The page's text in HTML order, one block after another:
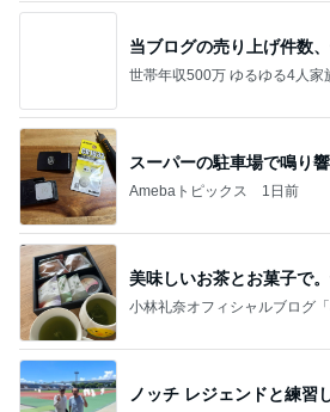
当ブログの売り上げ件数
世帯年収500万 ゆるゆる4人家
スーパーの駐車場で鳴り
Amebaトピックス 1日前
美味しいお茶とお菓子で
小林礼奈オフィシャルブログ
ノッチ レジェンドと練習